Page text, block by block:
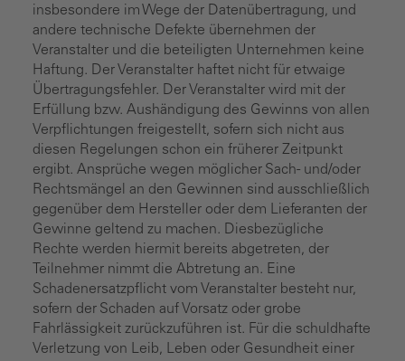
insbesondere im Wege der Datenübertragung, und
andere technische Defekte übernehmen der
Veranstalter und die beteiligten Unternehmen keine
Haftung. Der Veranstalter haftet nicht für etwaige
Übertragungsfehler. Der Veranstalter wird mit der
Erfüllung bzw. Aushändigung des Gewinns von allen
Verpflichtungen freigestellt, sofern sich nicht aus
diesen Regelungen schon ein früherer Zeitpunkt
ergibt. Ansprüche wegen möglicher Sach- und/oder
Rechtsmängel an den Gewinnen sind ausschließlich
gegenüber dem Hersteller oder dem Lieferanten der
Gewinne geltend zu machen. Diesbezügliche
Rechte werden hiermit bereits abgetreten, der
Teilnehmer nimmt die Abtretung an. Eine
Schadenersatzpflicht vom Veranstalter besteht nur,
sofern der Schaden auf Vorsatz oder grobe
Fahrlässigkeit zurückzuführen ist. Für die schuldhafte
Verletzung von Leib, Leben oder Gesundheit einer